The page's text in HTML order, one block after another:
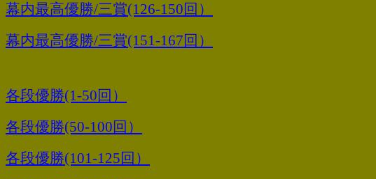
幕内最高優勝/三賞(126-150回）
幕内最高優勝/三賞(151-167回）
各段優勝(1-50回）
各段優勝(50-100回）
各段優勝(101-125回）